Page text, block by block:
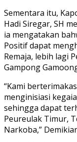
Sementara itu,
Hadi Siregar, SH
ia mengatakan
Positif dapat
Remaja, lebih lagi
Gampong
“Kami
menginisiasi
sehingga dapat
Peureulak Timur,
Narkoba,”